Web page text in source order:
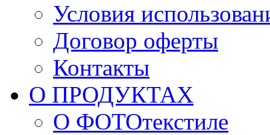
Условия
Договор оферты
Контакты
О ПРОДУКТАХ
О ФОТОтекстиле